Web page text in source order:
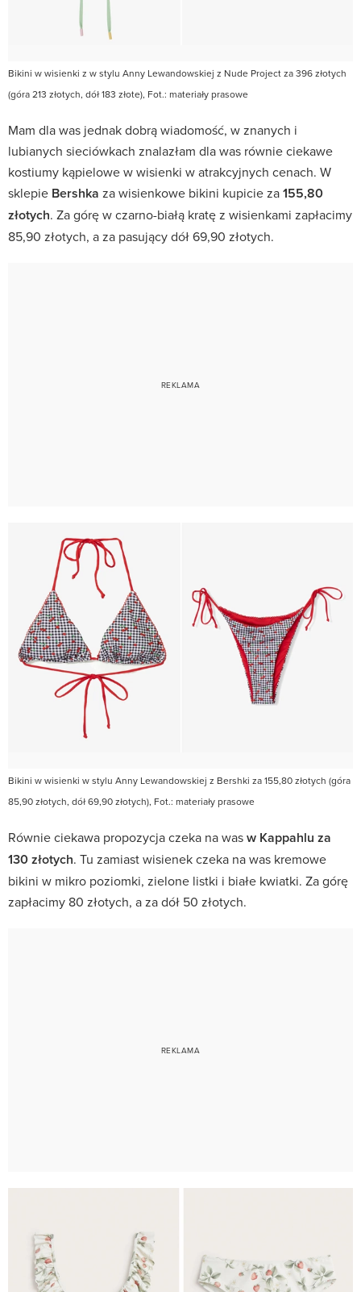
Bikini w wisienki z w stylu Anny Lewandowskiej z Nude Project za 396 złotych
(góra 213 złotych, dół 183 złote), Fot.: materiały prasowe
Mam dla was jednak dobrą wiadomość, w znanych i
lubianych sieciówkach znalazłam dla was równie ciekawe
kostiumy kąpielowe w wisienki w atrakcyjnych cenach. W
sklepie Bershka za wisienkowe bikini kupicie za155,80
złotych. Za górę w czarno-białą kratę z wisienkami zapłacimy
85,90 złotych, a za pasujący dół 69,90 złotych.
Bikini w wisienki w stylu Anny Lewandowskiej z Bershki za 155,80 złotych (góra
85,90 złotych, dół 69,90 złotych), Fot.: materiały prasowe
Równie ciekawa propozycja czeka na wasw Kappahlu za
130 złotych. Tu zamiast wisienek czeka na was kremowe
bikini w mikro poziomki, zielone listki i białe kwiatki. Za górę
zapłacimy 80 złotych, a za dół 50 złotych.